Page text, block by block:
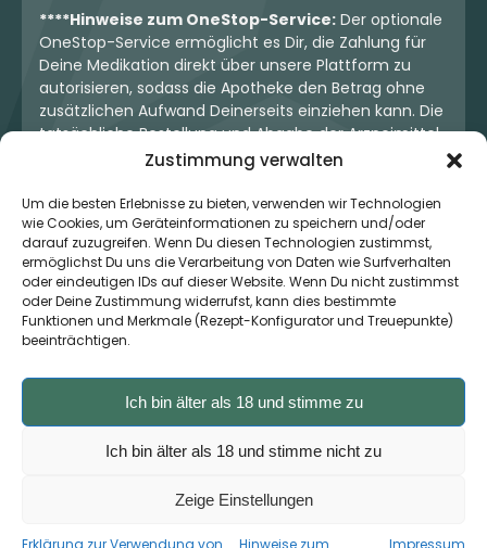
Zustimmung verwalten
Um die besten Erlebnisse zu bieten, verwenden wir Technologien
wie Cookies, um Geräteinformationen zu speichern und/oder
darauf zuzugreifen. Wenn Du diesen Technologien zustimmst,
ermöglichst Du uns die Verarbeitung von Daten wie Surfverhalten
oder eindeutigen IDs auf dieser Website. Wenn Du nicht zustimmst
oder Deine Zustimmung widerrufst, kann dies bestimmte
Funktionen und Merkmale (Rezept-Konfigurator und Treuepunkte)
beeinträchtigen.
Ich bin älter als 18 und stimme zu
Ich bin älter als 18 und stimme nicht zu
Zeige Einstellungen
Erklärung zur Verwendung von Hinweise zum Impressum
****Hinweise zum OneStop-Service: Der optionale
OneStop-Service ermöglicht es Dir, die Zahlung für
Deine Medikation direkt über unsere Plattform zu
autorisieren, sodass die Apotheke den Betrag ohne
zusätzlichen Aufwand Deinerseits einziehen kann. Die
tatsächliche Bestellung und Abgabe der Arzneimittel
erfolgt jedoch ausschließlich über die jeweilige
Dir und der Apotheke. Unser OneStop-Service stellt
kein pharmazeutisches Angebot dar, sondern dient
lediglich der komfortablen Zahlungsabwicklung. Die
Nutzung ist freiwillig und hat keinerlei Einfluss auf die
ärztliche Therapieentscheidung oder die Wahl der
verschriebenen Medikation. Apotheken sind rechtlich
unabhängig und unterliegen den gesetzlichen
vorbehalten.